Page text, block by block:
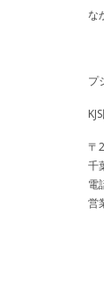
な
プ
〒
千
電
営